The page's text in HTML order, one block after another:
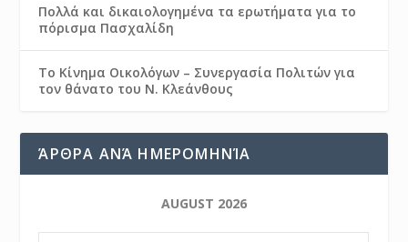
Πολλά και δικαιολογημένα τα ερωτήματα για το
πόρισμα Πασχαλίδη
Το Κίνημα Οικολόγων – Συνεργασία Πολιτών για
τον θάνατο του Ν. Κλεάνθους
ΆΡΘΡΑ ΑΝΆ ΗΜΕΡΟΜΗΝΊΑ
AUGUST 2026